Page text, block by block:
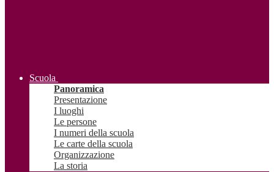
Scuola
Panoramica
Presentazione
I luoghi
Le persone
I numeri della scuola
Le carte della scuola
Organizzazione
La storia